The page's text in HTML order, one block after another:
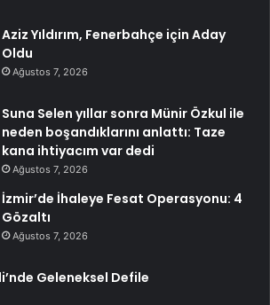
Aziz Yıldırım, Fenerbahçe için Aday
Oldu
Ağustos 7, 2026
Suna Selen yıllar sonra Münir Özkul ile
neden boşandıklarını anlattı: Taze
kana ihtiyacım var dedi
Ağustos 7, 2026
İzmir’de İhaleye Fesat Operasyonu: 4
Gözaltı
Ağustos 7, 2026
Geleneksel Defile